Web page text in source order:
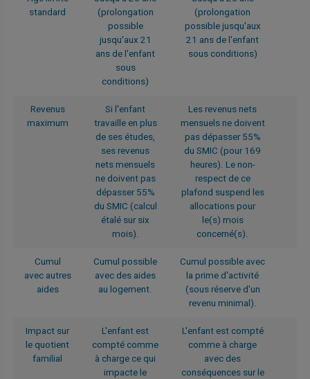
standard
(prolongation
possible
jusqu'aux 21
ans de l'enfant
sous
conditions)
(prolongation
possible jusqu'aux
21 ans de l'enfant
sous conditions)
Revenus
maximum
Si l'enfant
travaille en plus
de ses études,
ses revenus
nets mensuels
ne doivent pas
dépasser 55%
du SMIC (calcul
étalé sur six
mois).
Les revenus nets
mensuels ne doivent
pas dépasser 55%
du SMIC (pour 169
heures). Le non-
respect de ce
plafond suspend les
allocations pour
le(s) mois
concerné(s).
Cumul
avec autres
aides
Cumul possible
avec des aides
au logement.
Cumul possible avec
la prime d'activité
(sous réserve d'un
revenu minimal).
Impact sur
le quotient
familial
L'enfant est
compté comme
à charge ce qui
impacte le
L'enfant est compté
comme à charge
avec des
conséquences sur le